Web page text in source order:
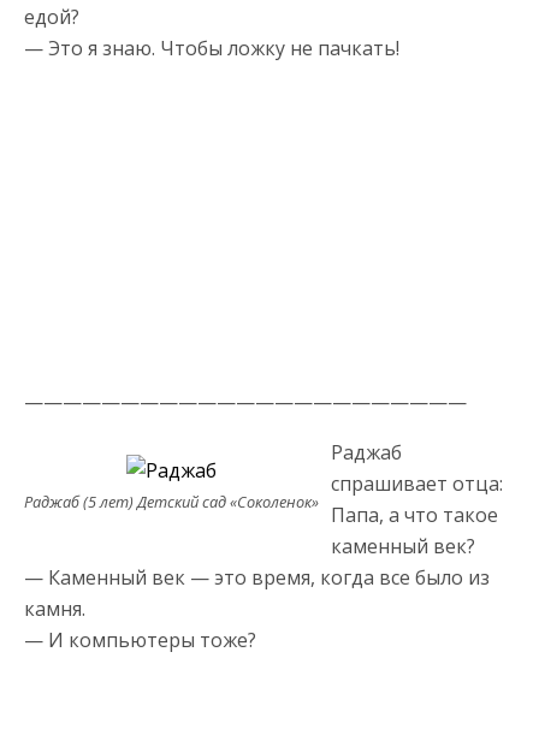
едой?
— Это я знаю. Чтобы ложку не пачкать!
———————————————————————
Раджаб (5 лет) Детский сад «Соколенок»
Раджаб
спрашивает отца:
Папа, а что такое
каменный век?
— Каменный век — это время, когда все было из
камня.
— И компьютеры тоже?